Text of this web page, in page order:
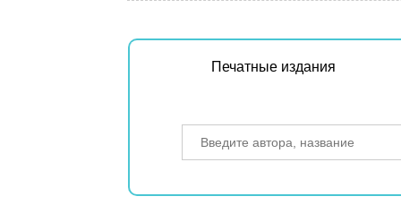
Печатные издания